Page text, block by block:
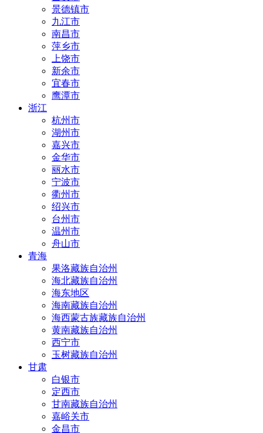
景德镇市
九江市
南昌市
萍乡市
上饶市
新余市
宜春市
鹰潭市
浙江
杭州市
湖州市
嘉兴市
金华市
丽水市
宁波市
衢州市
绍兴市
台州市
温州市
舟山市
青海
果洛藏族自治州
海北藏族自治州
海东地区
海南藏族自治州
海西蒙古族藏族自治州
黄南藏族自治州
西宁市
玉树藏族自治州
甘肃
白银市
定西市
甘南藏族自治州
嘉峪关市
金昌市